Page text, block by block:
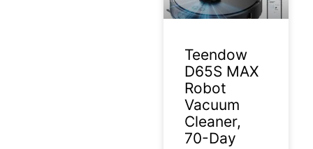
Teendow
D65S MAX
Robot
Vacuum
Cleaner,
70-Day